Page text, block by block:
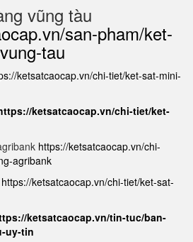
vũng tàu
san-pham/ket-
tau
ketsatcaocap.vn/chi-tiet/ket-sat-mini-
ketsatcaocap.vn/chi-tiet/ket-
https://ketsatcaocap.vn/chi-
agribank
https://ketsatcaocap.vn/chi-tiet/ket-sat-
ketsatcaocap.vn/tin-tuc/ban-
uy-tin